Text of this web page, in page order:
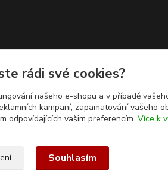
rádi své cookies?
našeho e-shopu a v případě
kampaní, zapamatování vašeho
odpovídajících vašim preferencím. Více k
Souhlasím